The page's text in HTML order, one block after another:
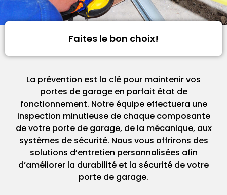
Faites le bon choix!
La prévention est la clé pour maintenir vos
portes de garage en parfait état de
fonctionnement. Notre équipe effectuera une
inspection minutieuse de chaque composante
de votre porte de garage, de la mécanique, aux
systèmes de sécurité. Nous vous offrirons des
solutions d’entretien personnalisées afin
d’améliorer la durabilité et la sécurité de votre
porte de garage.